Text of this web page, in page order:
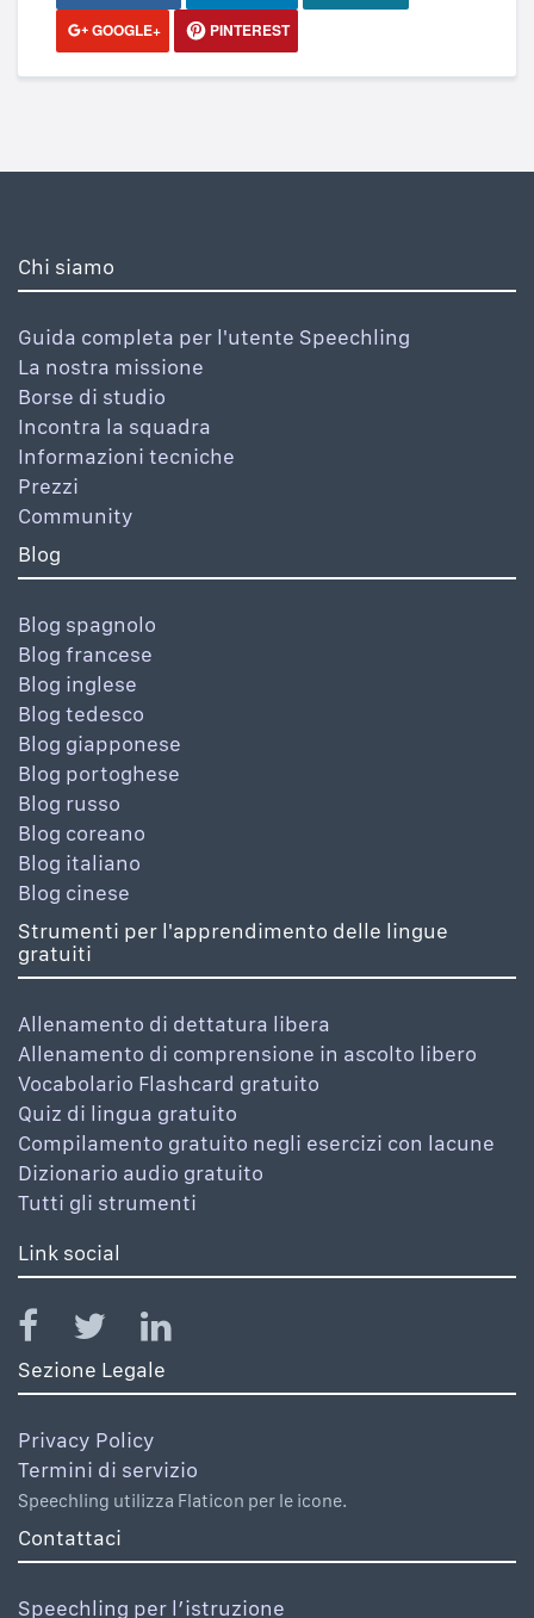
GOOGLE+
PINTEREST
Chi siamo
Guida completa per l'utente Speechling
La nostra missione
Borse di studio
Incontra la squadra
Informazioni tecniche
Prezzi
Community
Blog
Blog spagnolo
Blog francese
Blog inglese
Blog tedesco
Blog giapponese
Blog portoghese
Blog russo
Blog coreano
Blog italiano
Blog cinese
Strumenti per l'apprendimento delle lingue
gratuiti
Allenamento di dettatura libera
Allenamento di comprensione in ascolto libero
Vocabolario Flashcard gratuito
Quiz di lingua gratuito
Compilamento gratuito negli esercizi con lacune
Dizionario audio gratuito
Tutti gli strumenti
Link social
Sezione Legale
Privacy Policy
Termini di servizio
Speechling utilizza Flaticon per le icone.
Contattaci
Speechling per l’istruzione